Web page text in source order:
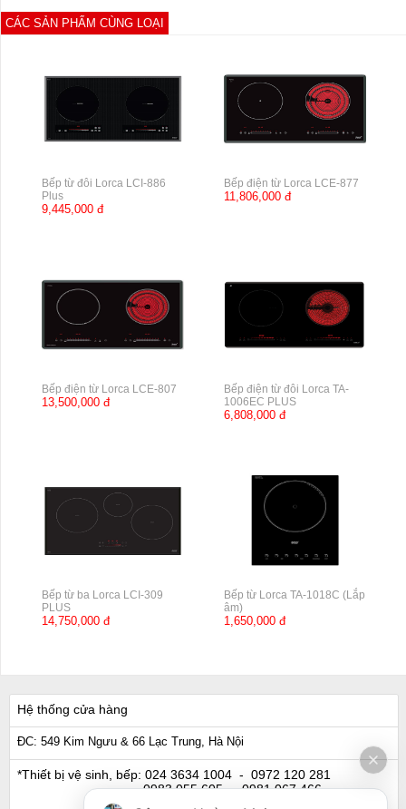
CÁC SẢN PHẨM CÙNG LOẠI
Bếp từ đôi Lorca LCI-886
Plus
9,445,000 đ
Bếp điện từ Lorca LCE-877
11,806,000 đ
Bếp điện từ Lorca LCE-807
13,500,000 đ
Bếp điện từ đôi Lorca TA-
1006EC PLUS
6,808,000 đ
Bếp từ ba Lorca LCI-309
PLUS
14,750,000 đ
Bếp từ Lorca TA-1018C (Lắp
âm)
1,650,000 đ
Hệ thống cửa hàng
ĐC: 549 Kim Ngưu & 66 Lạc Trung, Hà Nội
*Thiết bị vệ sinh, bếp: 024 3634 1004 - 0972 120 281
0983 055 605- 0981 067 466